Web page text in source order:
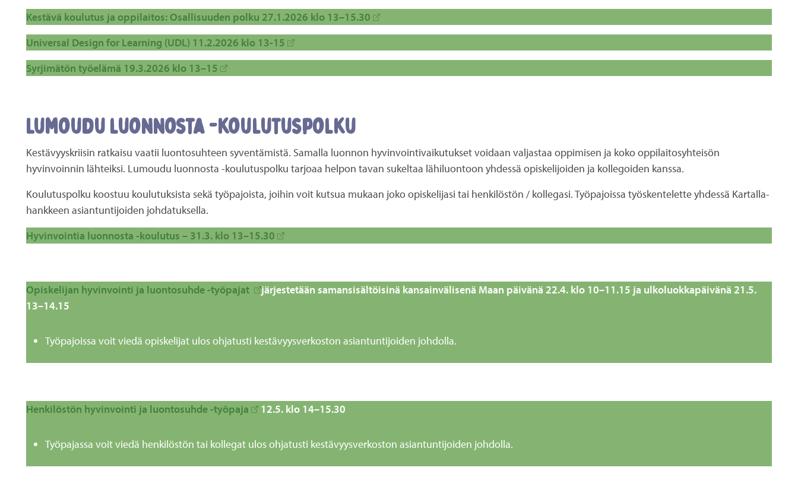
Kestävä koulutus ja oppilaitos: Osallisuuden polku 27.1.2026 klo 13–15.30
Universal Design for Learning (UDL) 11.2.2026 klo 13-15
Syrjimätön työelämä 19.3.2026 klo 13–15
Lumoudu luonnosta -koulutuspolku
Kestävyyskriisin ratkaisu vaatii luontosuhteen syventämistä. Samalla luonnon hyvinvointivaikutukset voidaan valjastaa oppimisen ja koko oppilaitosyhteisön
hyvinvoinnin lähteiksi. Lumoudu luonnosta -koulutuspolku tarjoaa helpon tavan sukeltaa lähiluontoon yhdessä opiskelijoiden ja kollegoiden kanssa.
Koulutuspolku koostuu koulutuksista sekä työpajoista, joihin voit kutsua mukaan joko opiskelijasi tai henkilöstön / kollegasi. Työpajoissa työskentelette yhdessä Kartalla-
hankkeen asiantuntijoiden johdatuksella.
Hyvinvointia luonnosta -koulutus – 31.3. klo 13–15.30
Opiskelijan hyvinvointi ja luontosuhde -työpajat järjestetään samansisältöisinä kansainvälisenä Maan päivänä 22.4. klo 10–11.15 ja ulkoluokkapäivänä 21.5.
13–14.15
Työpajoissa voit viedä opiskelijat ulos ohjatusti kestävyysverkoston asiantuntijoiden johdolla.
Henkilöstön hyvinvointi ja luontosuhde -työpaja 12.5. klo 14–15.30
Työpajassa voit viedä henkilöstön tai kollegat ulos ohjatusti kestävyysverkoston asiantuntijoiden johdolla.